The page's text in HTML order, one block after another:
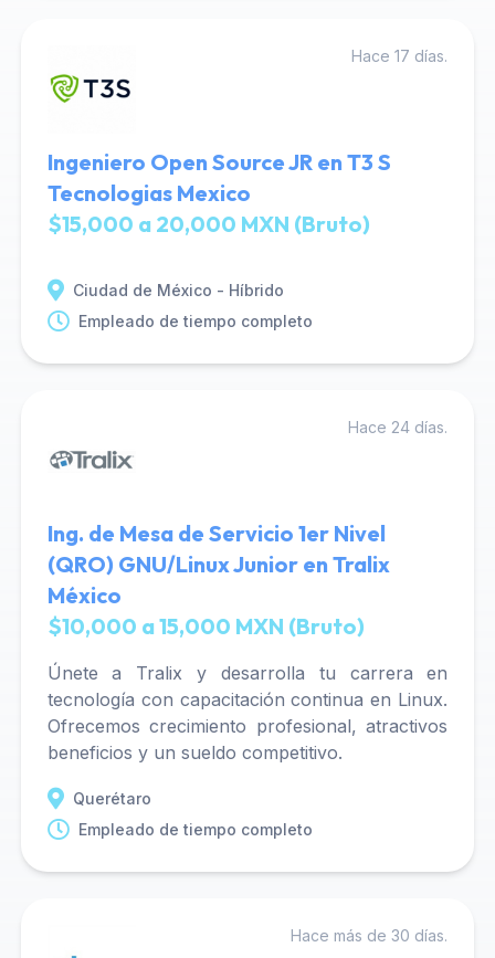
Hace 17 días.
Ingeniero Open Source JR en T3 S
Tecnologias Mexico
$15,000 a 20,000 MXN (Bruto)
Ciudad de México - Híbrido
Empleado de tiempo completo
Hace 24 días.
Ing. de Mesa de Servicio 1er Nivel
(QRO) GNU/Linux Junior en Tralix
México
$10,000 a 15,000 MXN (Bruto)
Únete a Tralix y desarrolla tu carrera en
tecnología con capacitación continua en Linux.
Ofrecemos crecimiento profesional, atractivos
beneficios y un sueldo competitivo.
Querétaro
Empleado de tiempo completo
Hace más de 30 días.